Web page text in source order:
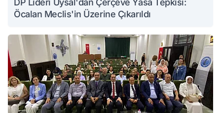
DP Lideri Uysal'dan Çerçeve Yasa Tepkisi:
Öcalan Meclis'in Üzerine Çıkarıldı